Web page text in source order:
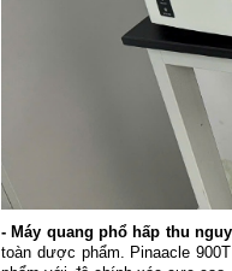
- Máy quang phổ hấp thu
toàn dược phẩm. Pinaacle